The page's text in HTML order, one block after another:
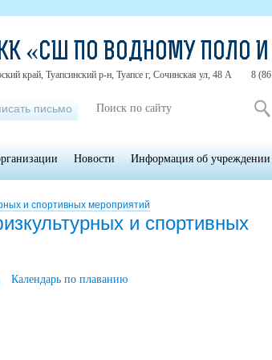
и спортивных мероприятий
и спортивных
Календарь по плаванию
«СШ ПО ВОДНОМУ ПОЛО
край, Туапсинский р-н, Туапсе г, Сочинская ул, 48 А 8
письмо
Новости Информация об учреждении